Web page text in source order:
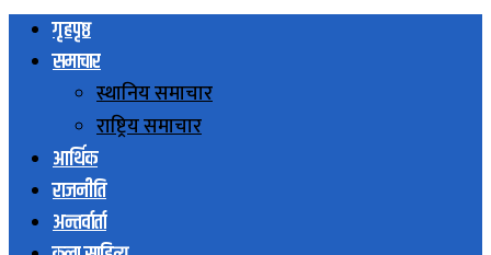
गृहपृष्ठ
समाचार
स्थानिय समाचार
राष्ट्रिय समाचार
आर्थिक
राजनीति
अन्तर्वार्ता